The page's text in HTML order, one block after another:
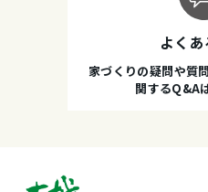
よく
家づくりの疑問や質
関するQ&A